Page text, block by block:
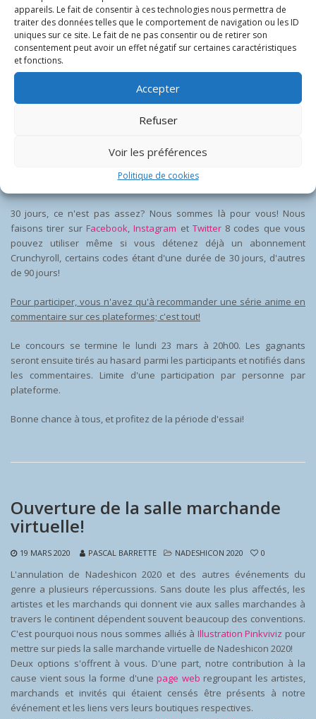
appareils. Le fait de consentir à ces technologies nous permettra de
traiter des données telles que le comportement de navigation ou les ID
uniques sur ce site. Le fait de ne pas consentir ou de retirer son
consentement peut avoir un effet négatif sur certaines caractéristiques
et fonctions.
Accepter
Refuser
Voir les préférences
Politique de cookies
Concours Crunchyroll!
PASCAL BARRETTE NADESHICON 2020
vous pouvez vous évader vers d'innombrables mondes et vivre des
À cet effet, Crunchyroll offre une période d'essai de 30 jours
vous pouvez profiter simplement sans code ou concours!
30 jours, ce n'est pas assez? Nous sommes là pour vous! Nous
faisons tirer sur Facebook,Instagram et Twitter8 codes que vous
pouvez utiliser même si vous détenez déjà un abonnement
Crunchyroll, certains codes étant d'une durée de 30 jours, d'autres
de 90 jours!
Pour participer, vous n'avez qu'à recommander une série anime en
commentaire sur ces plateformes; c'est tout!
Le concours se termine le lundi 23 mars à 20h00. Les gagnants
seront ensuite tirés au hasard parmi les participants et notifiés dans
les commentaires. Limite d'une participation par personne par
plateforme.
Bonne chance à tous, et profitez de la période d'essai!
Ouverture de la salle marchande
virtuelle!
19 MARS 2020 PASCAL BARRETTE NADESHICON 2020 0
L'annulation de Nadeshicon 2020 et des autres événements du
genre a plusieurs répercussions. Sans doute les plus affectés, les
artistes et les marchands qui donnent vie aux salles marchandes à
travers le continent dépendent souvent beaucoup des conventions.
C'est pourquoi nous nous sommes alliés à Illustration Pinkviviz pour
mettre sur pieds la salle marchande virtuelle de Nadeshicon 2020!
Deux options s'offrent à vous. D'une part, notre contribution à la
cause vient sous la forme d'une page web regroupant les artistes,
marchands et invités qui étaient censés être présents à notre
événement et les liens vers leurs boutiques respectives.